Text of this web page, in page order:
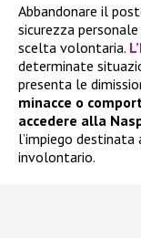
Abbandonare il
sicurezza
scelta volontaria.
determinate
presenta le
minacce o
accedere alla
l’impiego
involontario.